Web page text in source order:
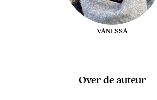
VANESSA
Over de auteur